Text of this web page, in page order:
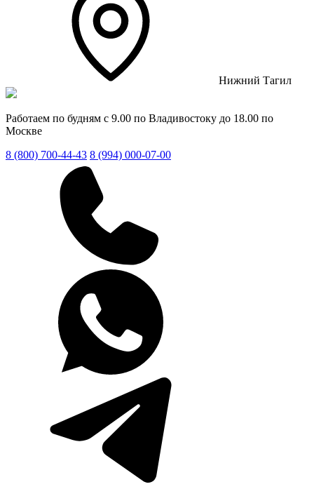
Нижний Тагил
Работаем по будням с 9.00 по Владивостоку до 18.00 по
Москве
8 (800) 700-44-43 8 (994) 000-07-00